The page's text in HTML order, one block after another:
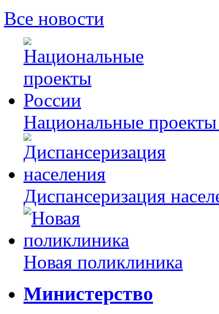
Все новости
Национальные
Диспансеризация
Новая поликлиника
Министерство